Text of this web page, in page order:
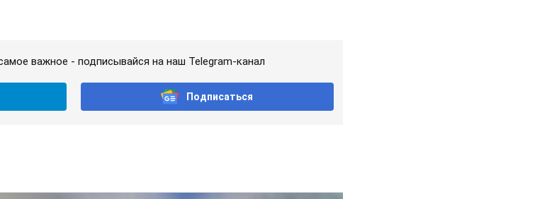
важное - подписывайся на наш Telegram-канал
Подписаться